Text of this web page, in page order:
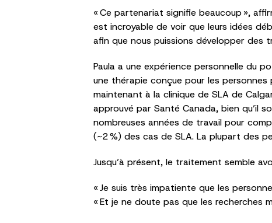
« Ce partenariat signifie beaucoup »,
est incroyable de voir que leurs idées
afin que nous puissions développer des
Paula a une expérience personnelle du
une thérapie conçue pour les
maintenant à la clinique de SLA de
approuvé par Santé Canada, bien qu’il
nombreuses années de travail pour
(~2 %) des cas de SLA. La plupart des
Jusqu’à présent, le traitement semble
« Je suis très impatiente que les
« Et je ne doute pas que les recherches